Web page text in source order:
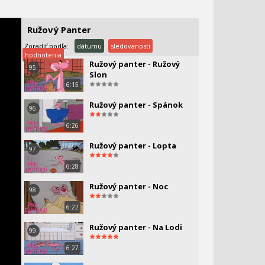
Ružový Panter
Zoradiť podľa: dátumu
sledovanosti
hodnotenia
6:51
94.
6:15
95.
Ružový panter - Ružový
Slon
6:26
96. Ružový panter - Spánok
6:28
97. Ružový panter - Lopta
6:22
98. Ružový panter - Noc
6:27
99. Ružový panter - Na Lodi